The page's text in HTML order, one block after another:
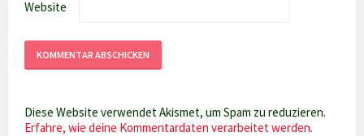
Website
Diese Website verwendet Akismet, um Spam zu reduzieren.
Erfahre, wie deine Kommentardaten verarbeitet werden.